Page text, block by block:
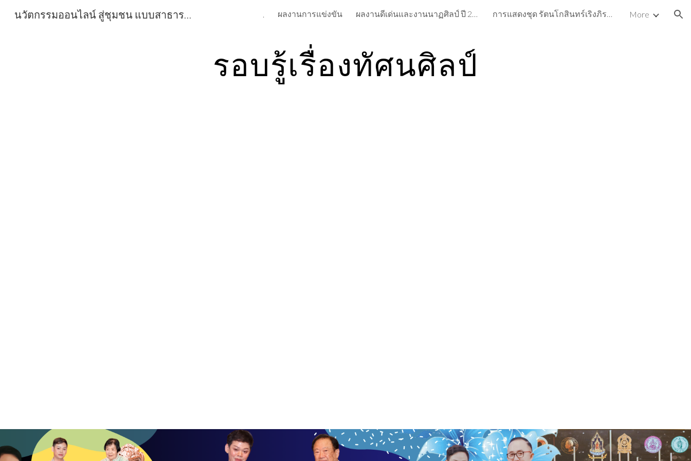
Skip to main content Skip to navigation
นวัตกรรมออนไลน์ สู่ชุมชน แบบสาธารณะ สื่อการเรียนการสอน วิชาศิลปะ กลุ่มสาระการเรียนรู้ศิลปะ โรงเรียนสุราษฎร์พิทยา สื่อการเรียนการสอน วิชาศิลปะ กลุ่มสาระการเรียนรู้ศิลปะ โรงเรียนสุราษฎร์พิทยา . ผลงานการแข่งขัน ผลงานดีเด่นและงานนาฏศิลป์ ปี 2563 การแสดงชุด รัตนโกสินทร์เริงภิรมย์ More
รอบรู้เรื่องทัศนศิลป์